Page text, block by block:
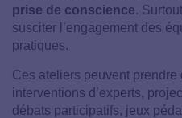
prise de conscience.
susciter l’engagement des
pratiques.
Ces ateliers peuvent prendre
interventions d’experts,
débats participatifs, jeux